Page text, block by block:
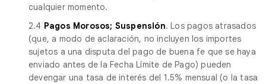
cualquier momento.
2.4 Pagos Morosos; Suspensión. Los pagos atrasados
(que, a modo de aclaración, no incluyen los importes
sujetos a una disputa del pago de buena fe que se haya
enviado antes de la Fecha Límite de Pago) pueden
devengar una tasa de interés del 1.5% mensual (o la tasa